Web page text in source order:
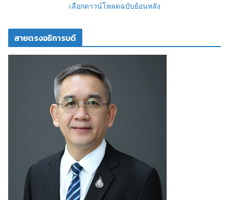
เลือกดาวน์โหลดฉบับย้อนหลัง
สายตรงอธิการบดี